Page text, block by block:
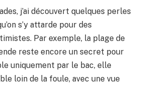
j’ai découvert quelques perles
s’y attarde pour des
Par exemple, la plage de
reste encore un secret pour
uniquement par le bac, elle
loin de la foule, avec une vue